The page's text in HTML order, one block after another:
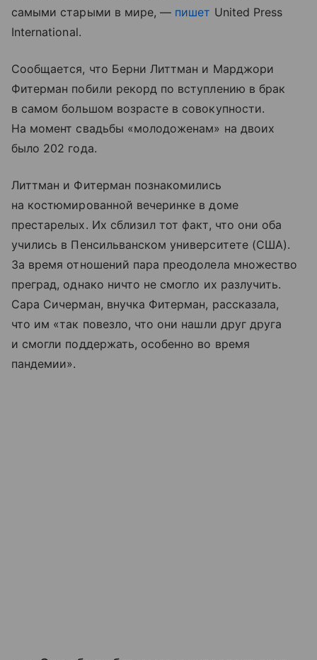
самыми старыми в мире, — пишет United Press
International.
Сообщается, что Берни Литтман и Марджори
Фитерман побили рекорд по вступлению в брак
в самом большом возрасте в совокупности.
На момент свадьбы «молодоженам» на двоих
было 202 года.
Литтман и Фитерман познакомились
на костюмированной вечеринке в доме
престарелых. Их сблизил тот факт, что они оба
учились в Пенсильванском университете (США).
За время отношений пара преодолела множество
преград, однако ничто не смогло их разлучить.
Сара Сичерман, внучка Фитерман, рассказала,
что им «так повезло, что они нашли друг друга
и смогли поддержать, особенно во время
пандемии».